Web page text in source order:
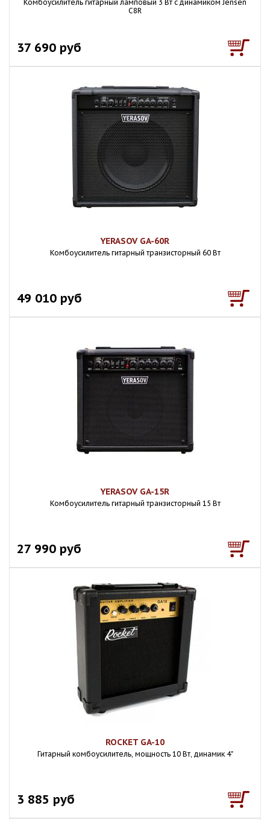
Комбоусилитель гитарный ламповый 3 Вт с динамиком Jensen
C8R
37 690 руб
YERASOV GA-60R
Комбоусилитель гитарный транзисторный 60 Вт
49 010 руб
YERASOV GA-15R
Комбоусилитель гитарный транзисторный 15 Вт
27 990 руб
ROCKET GA-10
Гитарный комбоусилитель, мощность 10 Вт, динамик 4"
3 885 руб